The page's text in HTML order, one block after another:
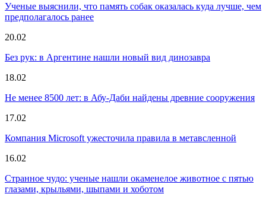
Ученые выяснили, что память собак оказалась куда лучше, чем
предполагалось ранее
20.02
Без рук: в Аргентине нашли новый вид динозавра
18.02
Не менее 8500 лет: в Абу-Даби найдены древние сооружения
17.02
Компания Microsoft ужесточила правила в метавсленной
16.02
Странное чудо: ученые нашли окаменелое животное с пятью
глазами, крыльями, шыпами и хоботом